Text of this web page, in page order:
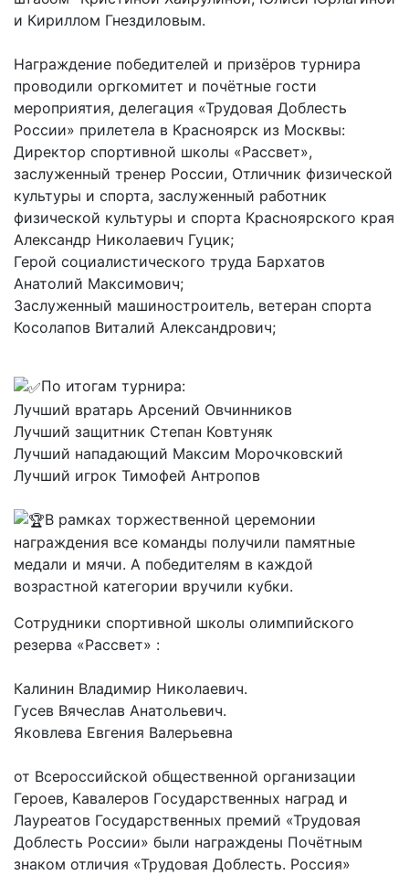
и Кириллом Гнездиловым.
Награждение победителей и призёров турнира
проводили оргкомитет и почётные гости
мероприятия, делегация «Трудовая Доблесть
России» прилетела в Красноярск из Москвы:
Директор спортивной школы «Рассвет»,
заслуженный тренер России, Отличник физической
культуры и спорта, заслуженный работник
физической культуры и спорта Красноярского края
Александр Николаевич Гуцик;
Герой социалистического труда Бархатов
Анатолий Максимович;
Заслуженный машиностроитель, ветеран спорта
Косолапов Виталий Александрович;
По итогам турнира:
Лучший вратарь Арсений Овчинников
Лучший защитник Степан Ковтуняк
Лучший нападающий Максим Морочковский
Лучший игрок Тимофей Антропов
В рамках торжественной церемонии
награждения все команды получили памятные
медали и мячи. А победителям в каждой
возрастной категории вручили кубки.
Сотрудники спортивной школы олимпийского
резерва «Рассвет» :
Калинин Владимир Николаевич.
Гусев Вячеслав Анатольевич.
Яковлева Евгения Валерьевна
от Всероссийской общественной организации
Героев, Кавалеров Государственных наград и
Лауреатов Государственных премий «Трудовая
Доблесть России» были награждены Почётным
знаком отличия «Трудовая Доблесть. Россия»